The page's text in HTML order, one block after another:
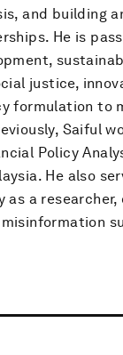
and building
He is
justice,
formulation to
Saiful
Policy
He also
as a researcher,